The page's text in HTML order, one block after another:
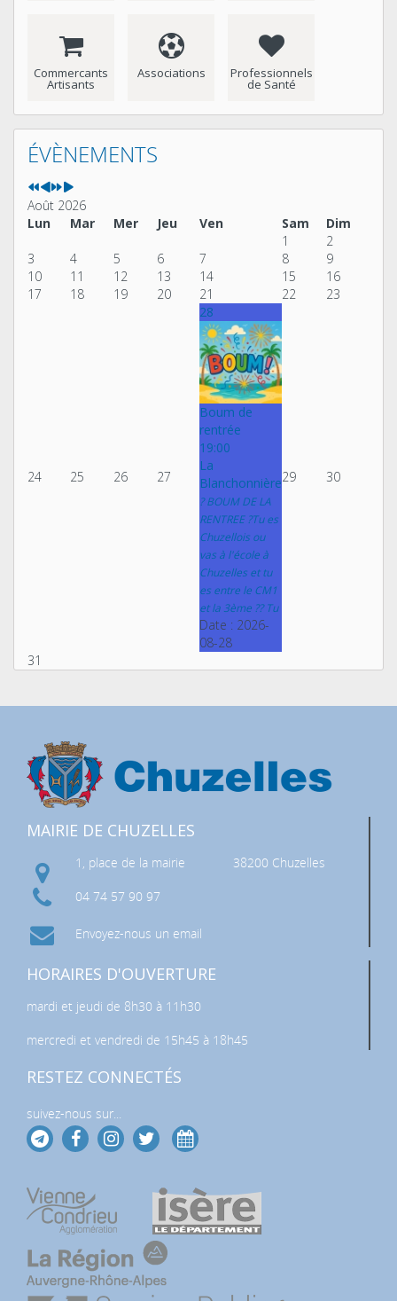
Commercants
Artisants
Associations Professionnels
de Santé
ÉVÈNEMENTS
Année
précédente
Mois
précédent
Année
suivante
Mois
suivant
Août 2026
Lun
Mar Mer Jeu Ven Sam
Dim
1
2
3
4 5 6 7 8
9
10
11 12 13 14 15
16
17
18 19 20 21 22 23
24 25 26 27
28
Boum de
rentrée
19:00
La
Blanchonnière
? BOUM DE LA
RENTREE ?Tu es
Chuzellois ou
vas à l'école à
Chuzelles et tu
es entre le CM1
et la 3ème ?? Tu
Date : 2026-
08-28
29 30
31
MAIRIE DE CHUZELLES
1, place de la mairie
38200 Chuzelles
04 74 57 90 97
Envoyez-nous un email
HORAIRES D'OUVERTURE
mardi et jeudi de 8h30 à 11h30
mercredi et vendredi de 15h45 à 18h45
RESTEZ CONNECTÉS
suivez-nous sur...